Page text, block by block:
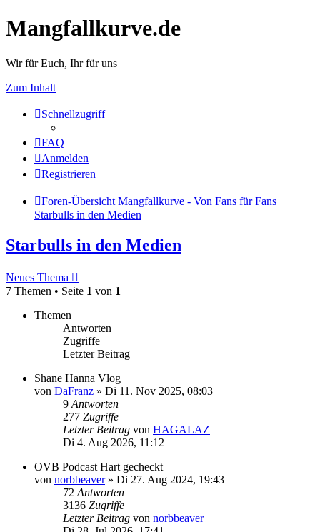
Mangfallkurve.de
Wir für Euch, Ihr für uns
Zum Inhalt
Schnellzugriff
FAQ
Anmelden
Registrieren
Foren-Übersicht Mangfallkurve - Von Fans für Fans
Starbulls in den Medien
Starbulls in den Medien
Neues Thema
7 Themen • Seite 1 von 1
Themen
Antworten
Zugriffe
Letzter Beitrag
Shane Hanna Vlog
von DaFranz » Di 11. Nov 2025, 08:03
9 Antworten
277 Zugriffe
Letzter Beitrag von HAGALAZ
Di 4. Aug 2026, 11:12
OVB Podcast Hart gecheckt
von norbbeaver» Di 27. Aug 2024, 19:43
72 Antworten
3136 Zugriffe
Letzter Beitrag von norbbeaver